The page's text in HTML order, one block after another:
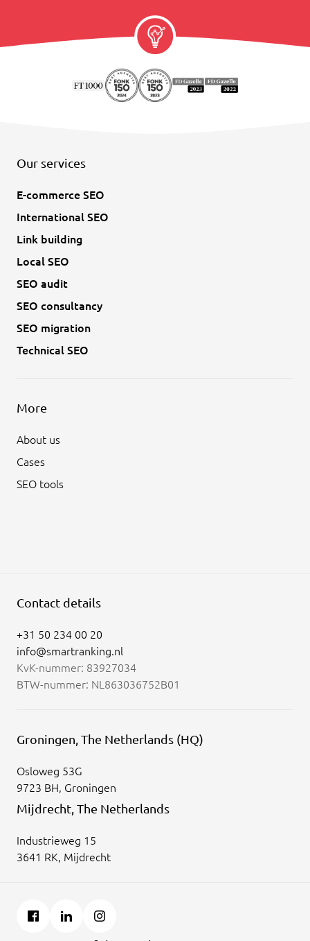
Our services
E-commerce SEO
International SEO
Link building
Local SEO
SEO audit
SEO consultancy
SEO migration
Technical SEO
More
About us
Cases
SEO tools
Contact details
+31 50 234 00 20
info@smartranking.nl
KvK-nummer: 83927034
BTW-nummer: NL863036752B01
Groningen, The Netherlands (HQ)
Osloweg 53G
9723 BH, Groningen
Mijdrecht, The Netherlands
Industrieweg 15
3641 RK, Mijdrecht